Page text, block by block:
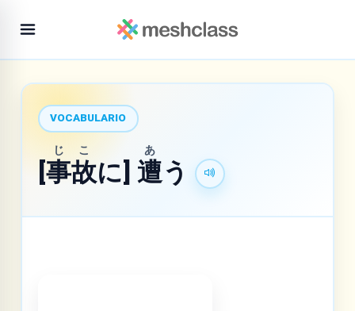
VOCABULARIO
[事
じ
故
こ
に] 遭
あ
う